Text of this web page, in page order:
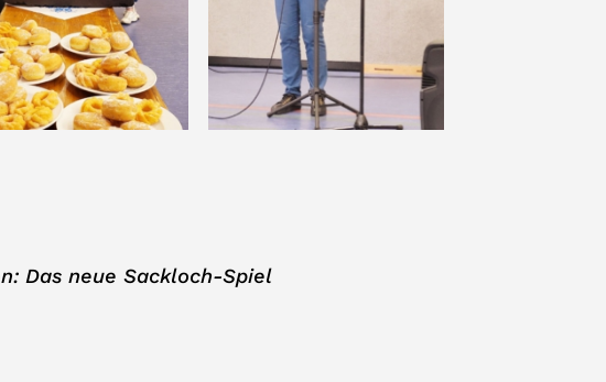
Das neue Sackloch-Spiel